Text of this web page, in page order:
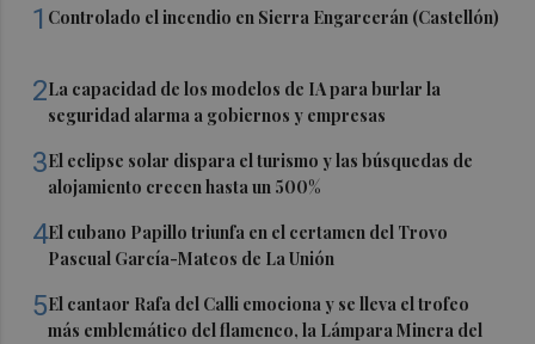
1 Controlado el incendio en Sierra Engarcerán (Castellón)
2La capacidad de los modelos de IA para burlar la
seguridad alarma a gobiernos y empresas
3El eclipse solar dispara el turismo y las búsquedas de
alojamiento crecen hasta un 500%
4El cubano Papillo triunfa en el certamen del Trovo
Pascual García-Mateos de La Unión
5El cantaor Rafa del Calli emociona y se lleva el trofeo
más emblemático del flamenco, la Lámpara Minera del